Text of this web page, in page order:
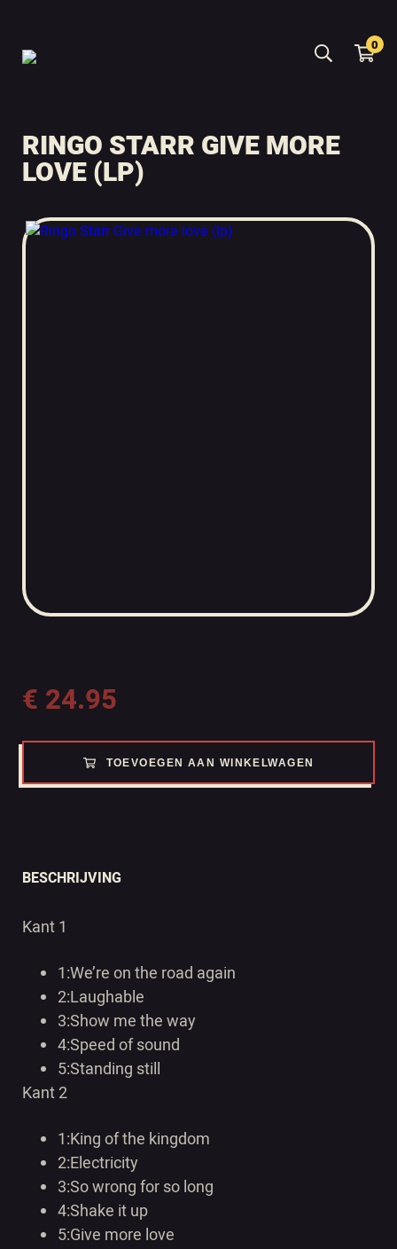
0
RINGO STARR GIVE MORE
LOVE (LP)
€ 24.95
TOEVOEGEN AAN WINKELWAGEN
BESCHRIJVING
Kant 1
1:We’re on the road again
2:Laughable
3:Show me the way
4:Speed of sound
5:Standing still
Kant 2
1:King of the kingdom
2:Electricity
3:So wrong for so long
4:Shake it up
5:Give more love